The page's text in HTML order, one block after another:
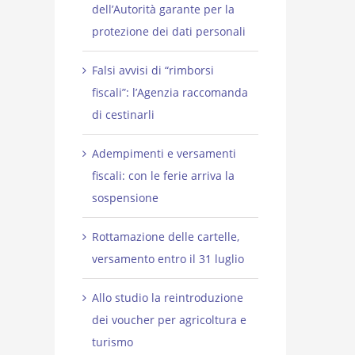
dell’Autorità garante per la
protezione dei dati personali
Falsi avvisi di “rimborsi
fiscali”: l’Agenzia raccomanda
di cestinarli
Adempimenti e versamenti
fiscali: con le ferie arriva la
sospensione
Rottamazione delle cartelle,
versamento entro il 31 luglio
Allo studio la reintroduzione
dei voucher per agricoltura e
turismo